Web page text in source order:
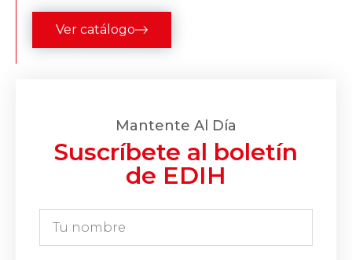
Ver catálogo
Mantente Al Día
Suscríbete al boletín
de EDIH